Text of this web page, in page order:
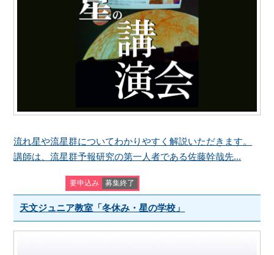
流れ星や流星群についてわかりやすく解説いただきます。
講師は、流星群予報研究の第一人者である佐藤幹哉先...
天文ジュニア教室「冬休み・星の学校」
要申込み 募集終了